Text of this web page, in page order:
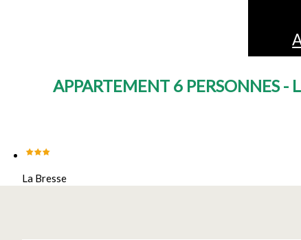
APPARTEMENT 6 PERSONNES -
La Bresse